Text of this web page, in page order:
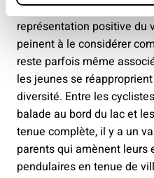
Il y a un véritable enjeu
représentation positive du
peinent à le considérer
reste parfois même
les jeunes se
diversité. Entre les
balade au bord du lac et
tenue complète, il y a un
parents qui amènent leurs
pendulaires en tenue de